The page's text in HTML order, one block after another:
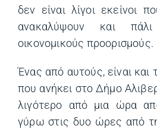
δεν είναι λίγοι εκείνοι
ανακαλύψουν και
οικονομικούς προορισμούς.
Ένας από αυτούς, είναι και
που ανήκει στο Δήμο
λιγότερο από μια ώρα
γύρω στις δυο ώρες από